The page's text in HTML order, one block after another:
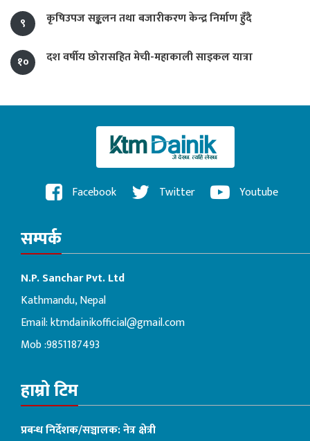
९
कृषिउपज सङ्कलन तथा बजारीकरण केन्द्र निर्माण हुँदै
१० दश वर्षीय छोरासहित मेची-महाकाली साइकल यात्रा
Facebook Twitter Youtube
सम्पर्क
N.P. Sanchar Pvt. Ltd
Kathmandu, Nepal
Email:ktmdainikofficial@gmail.com
Mob :9851187493
हाम्रो टिम
प्रबन्ध निर्देशक/सञ्चालक: नेत्र क्षेत्री